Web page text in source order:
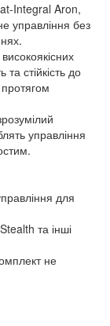
Integral Aron,
управління без
та стійкість до
управління
для
та інші
не